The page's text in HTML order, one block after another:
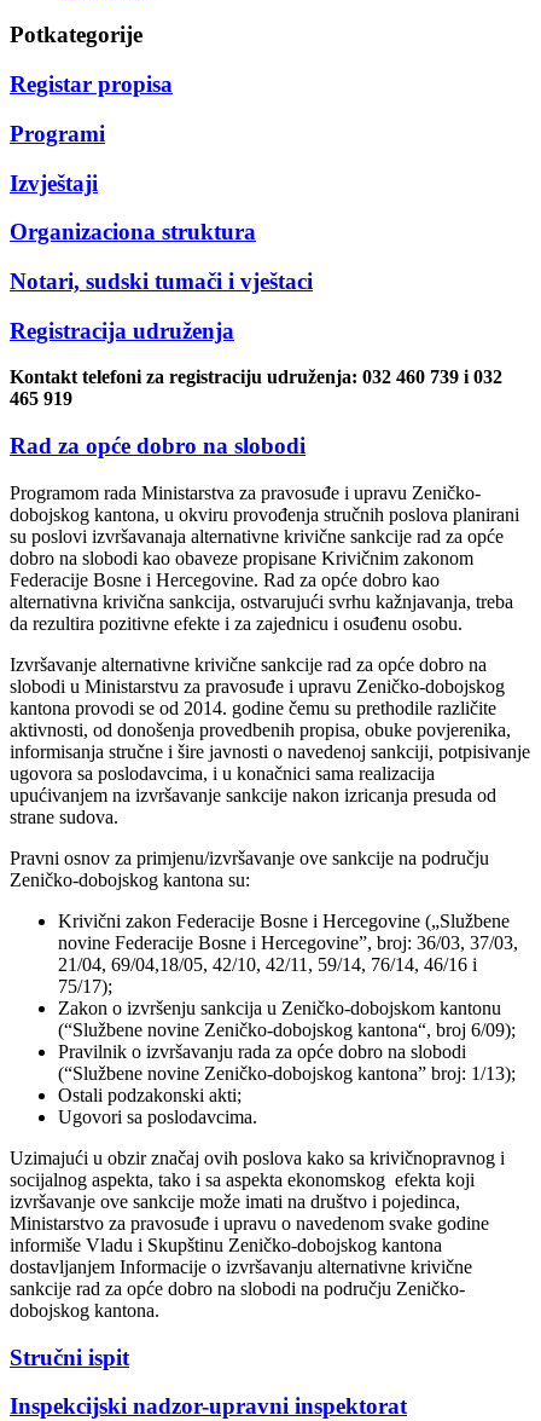
Potkategorije
Registar propisa
Programi
Izvještaji
Organizaciona struktura
Notari, sudski tumači i vještaci
Registracija udruženja
Kontakt telefoni za registraciju udruženja: 032 460 739 i 032
465 919
Rad za opće dobro na slobodi
Programom rada Ministarstva za pravosuđe i upravu Zeničko-
dobojskog kantona, u okviru provođenja stručnih poslova planirani
su poslovi izvršavanaja alternativne krivične sankcije rad za opće
dobro na slobodi kao obaveze propisane Krivičnim zakonom
Federacije Bosne i Hercegovine. Rad za opće dobro kao
alternativna krivična sankcija, ostvarujući svrhu kažnjavanja, treba
da rezultira pozitivne efekte i za zajednicu i osuđenu osobu.
Izvršavanje alternativne krivične sankcije rad za opće dobro na
slobodi u Ministarstvu za pravosuđe i upravu Zeničko-dobojskog
kantona provodi se od 2014. godine čemu su prethodile različite
aktivnosti, od donošenja provedbenih propisa, obuke povjerenika,
informisanja stručne i šire javnosti o navedenoj sankciji, potpisivanje
ugovora sa poslodavcima, i u konačnici sama realizacija
upućivanjem na izvršavanje sankcije nakon izricanja presuda od
strane sudova.
Pravni osnov za primjenu/izvršavanje ove sankcije na području
Zeničko-dobojskog kantona su:
Krivični zakon Federacije Bosne i Hercegovine („Službene
novine Federacije Bosne i Hercegovine”, broj: 36/03, 37/03,
21/04, 69/04,18/05, 42/10, 42/11, 59/14, 76/14, 46/16 i
75/17);
Zakon o izvršenju sankcija u Zeničko-dobojskom kantonu
(“Službene novine Zeničko-dobojskog kantona“, broj 6/09);
Pravilnik o izvršavanju rada za opće dobro na slobodi
(“Službene novine Zeničko-dobojskog kantona” broj: 1/13);
Ostali podzakonski akti;
Ugovori sa poslodavcima.
Uzimajući u obzir značaj ovih poslova kako sa krivičnopravnog i
socijalnog aspekta, tako i sa aspekta ekonomskog efekta koji
izvršavanje ove sankcije može imati na društvo i pojedinca,
Ministarstvo za pravosuđe i upravu o navedenom svake godine
informiše Vladu i Skupštinu Zeničko-dobojskog kantona
dostavljanjem Informacije o izvršavanju alternativne krivične
sankcije rad za opće dobro na slobodi na području Zeničko-
dobojskog kantona.
Stručni ispit
Inspekcijski nadzor-upravni inspektorat